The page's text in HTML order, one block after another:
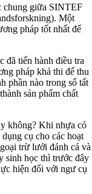
chung giữa SINTEF
Một
pháp tốt nhất để
đã tiến hành điều tra
pháp khả thi để thu
phần nào trong số tất
sản phẩm chất
không? Khi nhựa có
cụ cho các hoạt
trừ lưới đánh cá và
sinh học thì trước đây
hiện đối với ngư cụ